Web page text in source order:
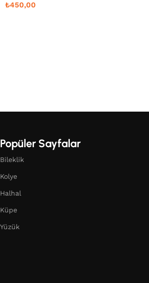
₺450,00
Popüler Sayfalar
Bileklik
Kolye
Halhal
Küpe
Yüzük